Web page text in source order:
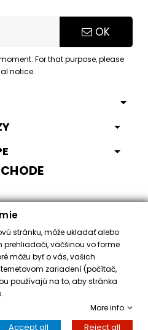
OK
For that purpose, please
notice.
©
stránku, môže ukladať alebo
väčšinou vo forme
môžu byť o vás, vašich
zariadení (počítač,
používajú na to, aby stránka
More info
Accept all Reject all